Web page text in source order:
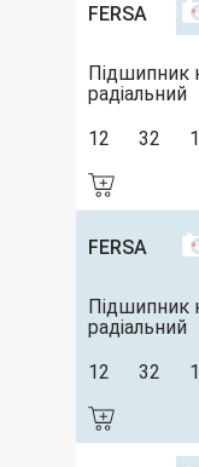
FERSA
Підшипник
радіальний
12
32
FERSA
Підшипник
радіальний
12
32